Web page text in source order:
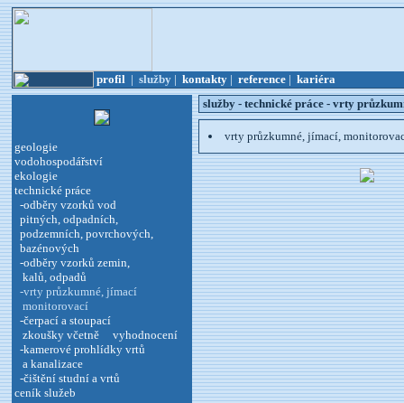
profil | služby | kontakty | reference | kariéra
geologie
vodohospodářství
ekologie
technické práce
-odběry vzorků vod
pitných, odpadních,
podzemních, povrchových,
bazénových
-odběry vzorků zemin,
kalů, odpadů
-vrty průzkumné, jímací
monitorovací
-čerpací a stoupací
zkoušky včetně vyhodnocení
-kamerové prohlídky vrtů
a kanalizace
-čištění studní a vrtů
ceník služeb
služby - technické práce - vrty
vrty průzkumné, jímací,